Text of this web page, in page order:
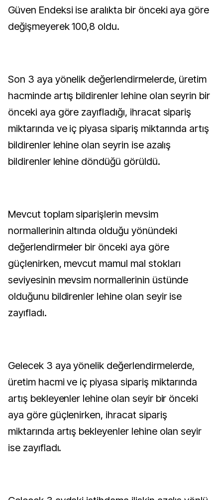
Güven Endeksi ise aralıkta bir önceki aya göre
değişmeyerek 100,8 oldu.
Son 3 aya yönelik değerlendirmelerde, üretim
hacminde artış bildirenler lehine olan seyrin bir
önceki aya göre zayıfladığı, ihracat sipariş
miktarında ve iç piyasa sipariş miktarında artış
bildirenler lehine olan seyrin ise azalış
bildirenler lehine döndüğü görüldü.
Mevcut toplam siparişlerin mevsim
normallerinin altında olduğu yönündeki
değerlendirmeler bir önceki aya göre
güçlenirken, mevcut mamul mal stokları
seviyesinin mevsim normallerinin üstünde
olduğunu bildirenler lehine olan seyir ise
zayıfladı.
Gelecek 3 aya yönelik değerlendirmelerde,
üretim hacmi ve iç piyasa sipariş miktarında
artış bekleyenler lehine olan seyir bir önceki
aya göre güçlenirken, ihracat sipariş
miktarında artış bekleyenler lehine olan seyir
ise zayıfladı.